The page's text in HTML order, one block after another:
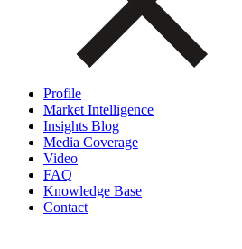
Profile
Market Intelligence
Insights Blog
Media Coverage
Video
FAQ
Knowledge Base
Contact